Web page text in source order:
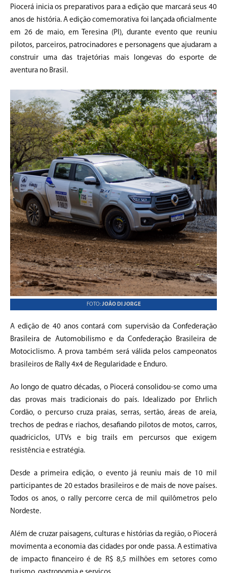
Piocerá inicia os preparativos para a edição que marcará seus 40
anos de história. A edição comemorativa foi lançada oficialmente
em 26 de maio, em Teresina (PI), durante evento que reuniu
pilotos, parceiros, patrocinadores e personagens que ajudaram a
construir uma das trajetórias mais longevas do esporte de
aventura no Brasil.
FOTO:JOÃO DI JORGE
A edição de 40 anos contará com supervisão da Confederação
Brasileira de Automobilismo e da Confederação Brasileira de
Motociclismo. A prova também será válida pelos campeonatos
brasileiros de Rally 4x4 de Regularidade e Enduro.
Ao longo de quatro décadas, o Piocerá consolidou-se como uma
das provas mais tradicionais do país. Idealizado por Ehrlich
Cordão, o percurso cruza praias, serras, sertão, áreas de areia,
trechos de pedras e riachos, desafiando pilotos de motos, carros,
quadriciclos, UTVs e big trails em percursos que exigem
resistência e estratégia.
Desde a primeira edição, o evento já reuniu mais de 10 mil
participantes de 20 estados brasileiros e de mais de nove países.
Todos os anos, o rally percorre cerca de mil quilômetros pelo
Nordeste.
Além de cruzar paisagens, culturas e histórias da região, o Piocerá
movimenta a economia das cidades por onde passa. A estimativa
de impacto financeiro é de R$ 8,5 milhões em setores como